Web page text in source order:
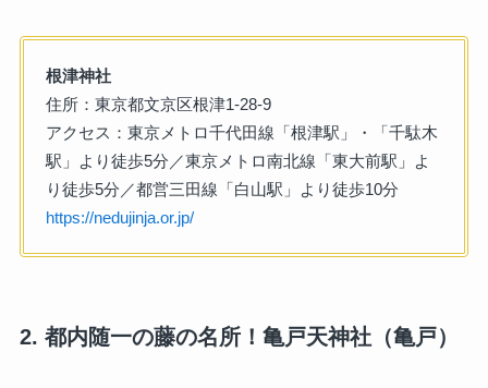
根津神社
住所：東京都文京区根津1-28-9
アクセス：東京メトロ千代田線「根津駅」・「千駄木
駅」より徒歩5分／東京メトロ南北線「東大前駅」よ
り徒歩5分／都営三田線「白山駅」より徒歩10分
https://nedujinja.or.jp/
2. 都内随一の藤の名所！亀戸天神社（亀戸）